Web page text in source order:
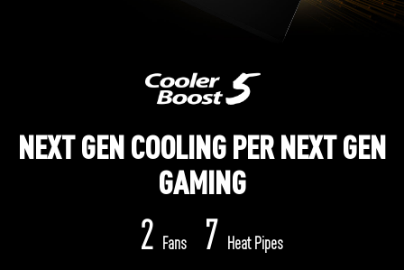
NEXT GEN COOLING PER NEXT GEN
GAMING
2 Fans 7 Heat Pipes